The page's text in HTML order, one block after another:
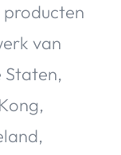
Huis & Tuin
van
Staten,